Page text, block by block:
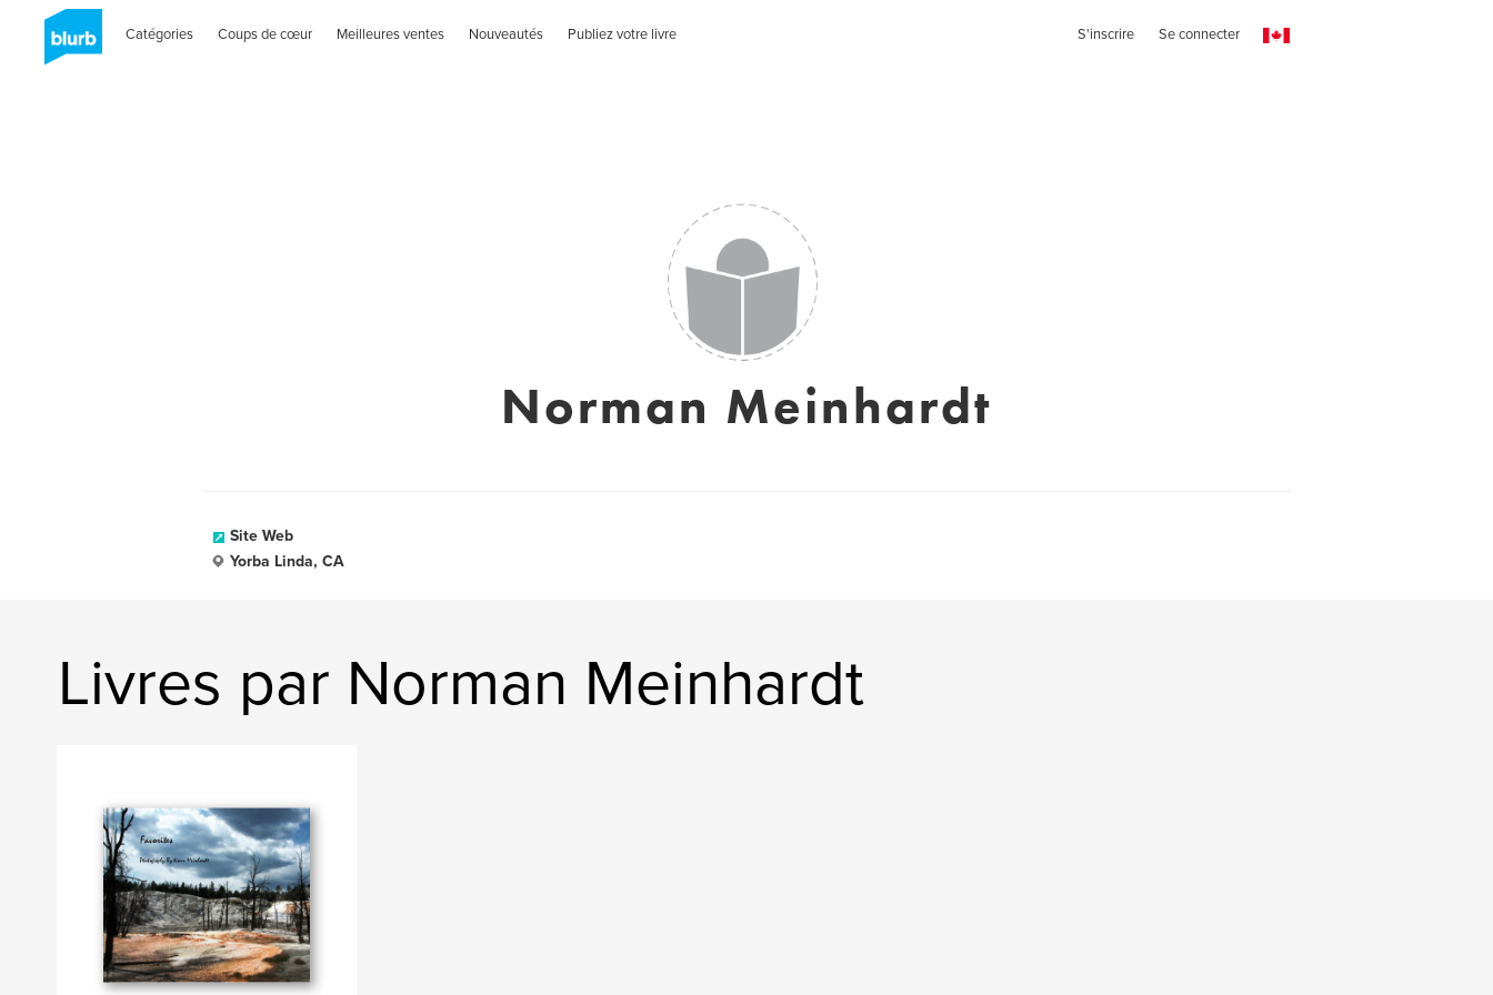
Catégories Coups de cœur Meilleures ventes Nouveautés Publiez votre livre S'inscrire Se connecter
Norman Meinhardt
Site Web
Yorba Linda, CA
Livres par Norman Meinhardt